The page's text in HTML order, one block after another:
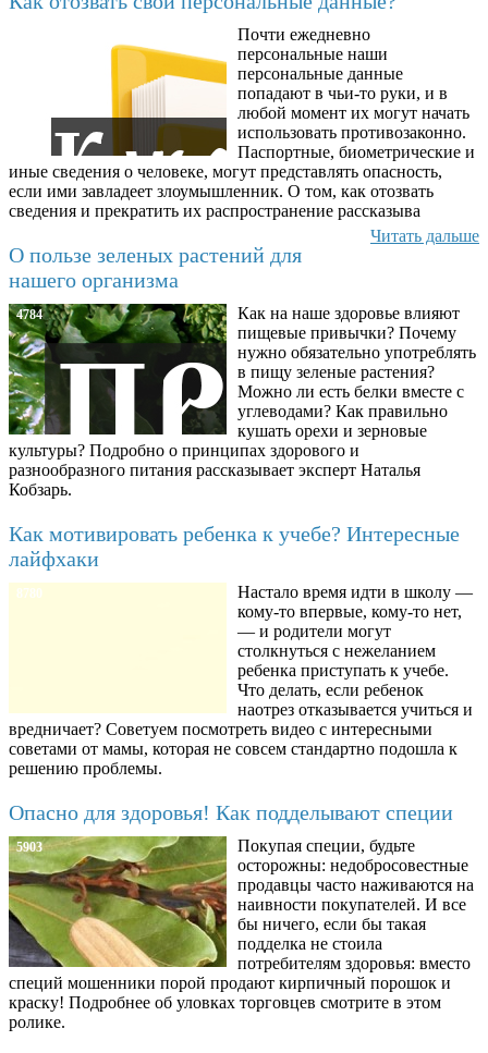
Почти ежедневно
персональные наши
персональные данные
попадают в чьи-то руки, и в
любой момент их могут начать
использовать противозаконно.
Паспортные, биометрические и
иные сведения о человеке, могут представлять опасность,
если ими завладеет злоумышленник. О том, как отозвать
сведения и прекратить их распространение рассказыва
Читать дальше
О пользе зеленых растений для
нашего организма
4784
Как на наше здоровье влияют
пищевые привычки? Почему
нужно обязательно употреблять
в пищу зеленые растения?
Можно ли есть белки вместе с
углеводами? Как правильно
кушать орехи и зерновые
культуры? Подробно о принципах здорового и
разнообразного питания рассказывает эксперт Наталья
Кобзарь.
Как мотивировать ребенка к учебе? Интересные
лайфхаки
8780
Настало время идти в школу —
кому-то впервые, кому-то нет,
— и родители могут
столкнуться с нежеланием
ребенка приступать к учебе.
Что делать, если ребенок
наотрез отказывается учиться и
вредничает? Советуем посмотреть видео с интересными
советами от мамы, которая не совсем стандартно подошла к
решению проблемы.
Опасно для здоровья! Как подделывают специи
5903
Покупая специи, будьте
осторожны: недобросовестные
продавцы часто наживаются на
наивности покупателей. И все
бы ничего, если бы такая
подделка не стоила
потребителям здоровья: вместо
специй мошенники порой продают кирпичный порошок и
краску! Подробнее об уловках торговцев смотрите в этом
ролике.